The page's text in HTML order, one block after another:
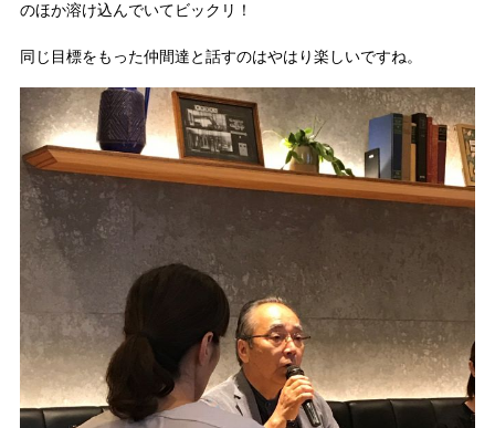
のほか溶け込んでいてビックリ！
同じ目標をもった仲間達と話すのはやはり楽しいですね。